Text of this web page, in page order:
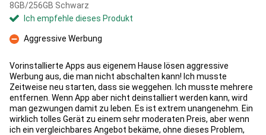
8GB/256GB Schwarz
Ich empfehle dieses Produkt
Kontra
Aggressive Werbung
Vorinstallierte Apps aus eigenem Hause lösen aggressive
Werbung aus, die man nicht abschalten kann! Ich musste
Zeitweise neu starten, dass sie weggehen. Ich musste mehrere
entfernen. Wenn App aber nicht deinstalliert werden kann, wird
man gezwungen damit zu leben. Es ist extrem unangenehm. Ein
wirklich tolles Gerät zu einem sehr moderaten Preis, aber wenn
ich ein vergleichbares Angebot bekäme, ohne dieses Problem,